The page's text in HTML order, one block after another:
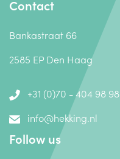
Contact
Bankastraat 66
2585 EP Den Haag
+31 (0)70 - 404 98 98
info@hekking.nl
Follow us